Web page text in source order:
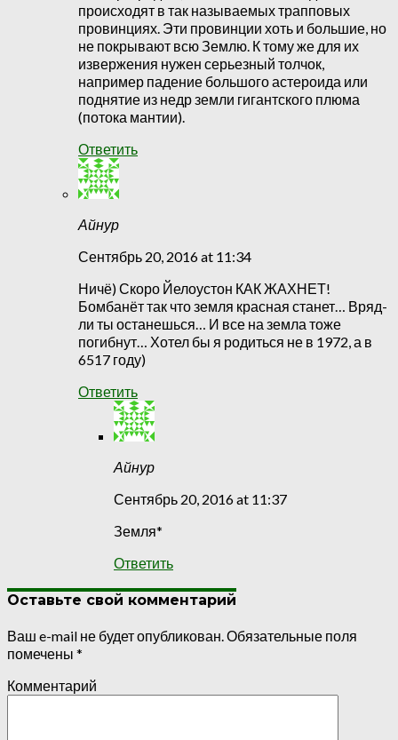
происходят в так называемых трапповых
провинциях. Эти провинции хоть и большие, но
не покрывают всю Землю. К тому же для их
извержения нужен серьезный толчок,
например падение большого астероида или
поднятие из недр земли гигантского плюма
(потока мантии).
Ответить
Айнур
Сентябрь 20, 2016 at 11:34
Ничё) Скоро Йелоустон КАК ЖАХНЕТ!
Бомбанёт так что земля красная станет… Вряд-
ли ты останешься… И все на земла тоже
погибнут… Хотел бы я родиться не в 1972, а в
6517 году)
Ответить
Айнур
Сентябрь 20, 2016 at 11:37
Земля*
Ответить
Оставьте свой комментарий
Ваш e-mail не будет опубликован.Обязательные поля
помечены *
Комментарий